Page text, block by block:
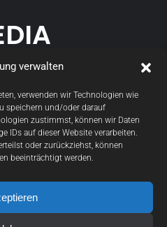
verwalten
verwenden wir Technologien wie
speichern und/oder darauf
zustimmst, können wir Daten
IDs auf dieser Website verarbeiten.
oder zurückziehst, können
beeinträchtigt werden.